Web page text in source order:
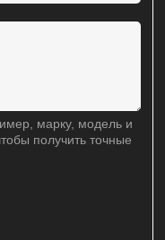
марку, модель и
получить точные